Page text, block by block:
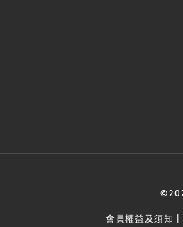
會員權益及須知